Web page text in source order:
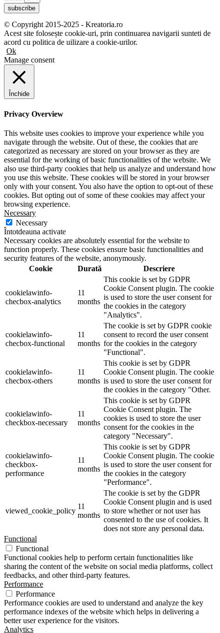
subscribe
© Copyright 2015-2025 - Kreatoria.ro
Acest site folosește cookie-uri, prin continuarea navigarii sunteti de
acord cu politica de uilizare a cookie-urilor.
Ok
Manage consent
Închide
Privacy Overview
This website uses cookies to improve your experience while you
navigate through the website. Out of these, the cookies that are
categorized as necessary are stored on your browser as they are
essential for the working of basic functionalities of the website. We
also use third-party cookies that help us analyze and understand how
you use this website. These cookies will be stored in your browser
only with your consent. You also have the option to opt-out of these
cookies. But opting out of some of these cookies may affect your
browsing experience.
Necessary
Necessary
Întotdeauna activate
Necessary cookies are absolutely essential for the website to
function properly. These cookies ensure basic functionalities and
security features of the website, anonymously.
Cookie
Durată Descriere
cookielawinfo-
checbox-analytics
11
months
This cookie is set by GDPR
Cookie Consent plugin. The cookie
is used to store the user consent for
the cookies in the category
"Analytics".
cookielawinfo-
checbox-functional
11
months
The cookie is set by GDPR cookie
consent to record the user consent
for the cookies in the category
"Functional".
cookielawinfo-
checbox-others
11
months
This cookie is set by GDPR
Cookie Consent plugin. The cookie
is used to store the user consent for
the cookies in the category "Other.
cookielawinfo-
checkbox-necessary
11
months
This cookie is set by GDPR
Cookie Consent plugin. The
cookies is used to store the user
consent for the cookies in the
category "Necessary".
cookielawinfo-
checkbox-
performance
11
months
This cookie is set by GDPR
Cookie Consent plugin. The cookie
is used to store the user consent for
the cookies in the category
"Performance".
viewed_cookie_policy
11
months
The cookie is set by the GDPR
Cookie Consent plugin and is used
to store whether or not user has
consented to the use of cookies. It
does not store any personal data.
Functional
Functional
Functional cookies help to perform certain functionalities like
sharing the content of the website on social media platforms, collect
feedbacks, and other third-party features.
Performance
Performance
Performance cookies are used to understand and analyze the key
performance indexes of the website which helps in delivering a
better user experience for the visitors.
Analytics